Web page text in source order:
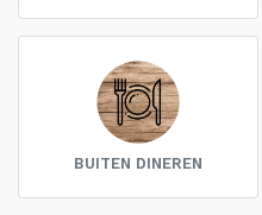
BUITEN DINEREN